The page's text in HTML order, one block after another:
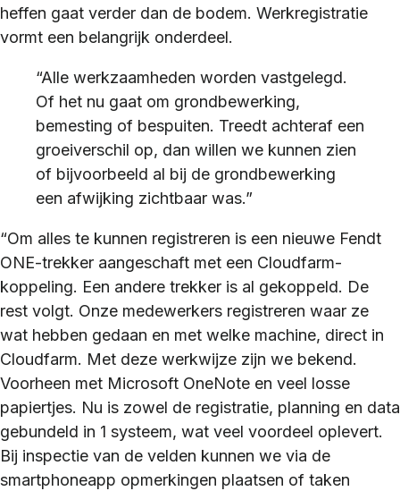
heffen gaat verder dan de bodem. Werkregistratie
vormt een belangrijk onderdeel.
“Alle werkzaamheden worden vastgelegd.
Of het nu gaat om grondbewerking,
bemesting of bespuiten. Treedt achteraf een
groeiverschil op, dan willen we kunnen zien
of bijvoorbeeld al bij de grondbewerking
een afwijking zichtbaar was.”
“Om alles te kunnen registreren is een nieuwe Fendt
ONE-trekker aangeschaft met een Cloudfarm-
koppeling. Een andere trekker is al gekoppeld. De
rest volgt. Onze medewerkers registreren waar ze
wat hebben gedaan en met welke machine, direct in
Cloudfarm. Met deze werkwijze zijn we bekend.
Voorheen met Microsoft OneNote en veel losse
papiertjes. Nu is zowel de registratie, planning en data
gebundeld in 1 systeem, wat veel voordeel oplevert.
Bij inspectie van de velden kunnen we via de
smartphoneapp opmerkingen plaatsen of taken